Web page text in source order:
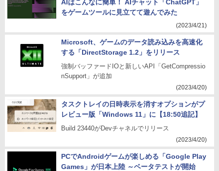
AIはこんなに簡単！ AIチャット「ChatGPT」
をゲームツールに見立てて遊んでみた
(2023/4/21)
Microsoft、ゲームのデータ読み込みを高速化
する「DirectStorage 1.2」をリリース
強制バッファードIOと新しいAPI「GetCompressio
nSupport」が追加
(2023/4/20)
タスクトレイの日時表示を消すオプションがプ
レビュー版「Windows 11」に【18:50追記】
Build 23440がDevチャネルでリリース
(2023/4/20)
PCでAndroidゲームが楽しめる「Google Play
Games」が日本上陸 ～ベータテストが開始